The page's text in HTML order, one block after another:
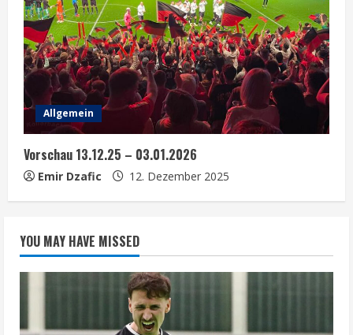
Allgemein
Vorschau 13.12.25 – 03.01.2026
Emir Dzafic 12. Dezember 2025
YOU MAY HAVE MISSED